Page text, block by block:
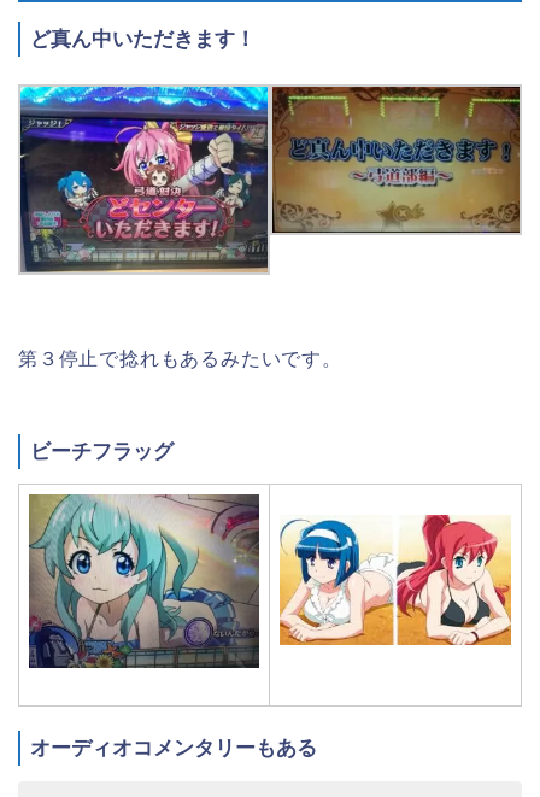
ど真ん中いただきます！
第３停止で捻れもあるみたいです。
ビーチフラッグ
オーディオコメンタリーもある